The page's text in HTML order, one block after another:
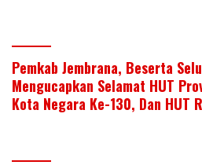
Pemkab Jembrana, Beserta
Mengucapkan Selamat HUT
Kota Negara Ke-130, Dan HUT